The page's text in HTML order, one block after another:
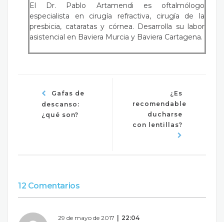
El Dr. Pablo Artamendi es oftalmólogo
especialista en cirugía refractiva, cirugía de la
presbicia, cataratas y córnea. Desarrolla su labor
asistencial en Baviera Murcia y Baviera Cartagena.
Gafas de
descanso:
¿qué son?
¿Es
recomendable
ducharse
con lentillas?
12 Comentarios
29 de mayo de 2017 22:04